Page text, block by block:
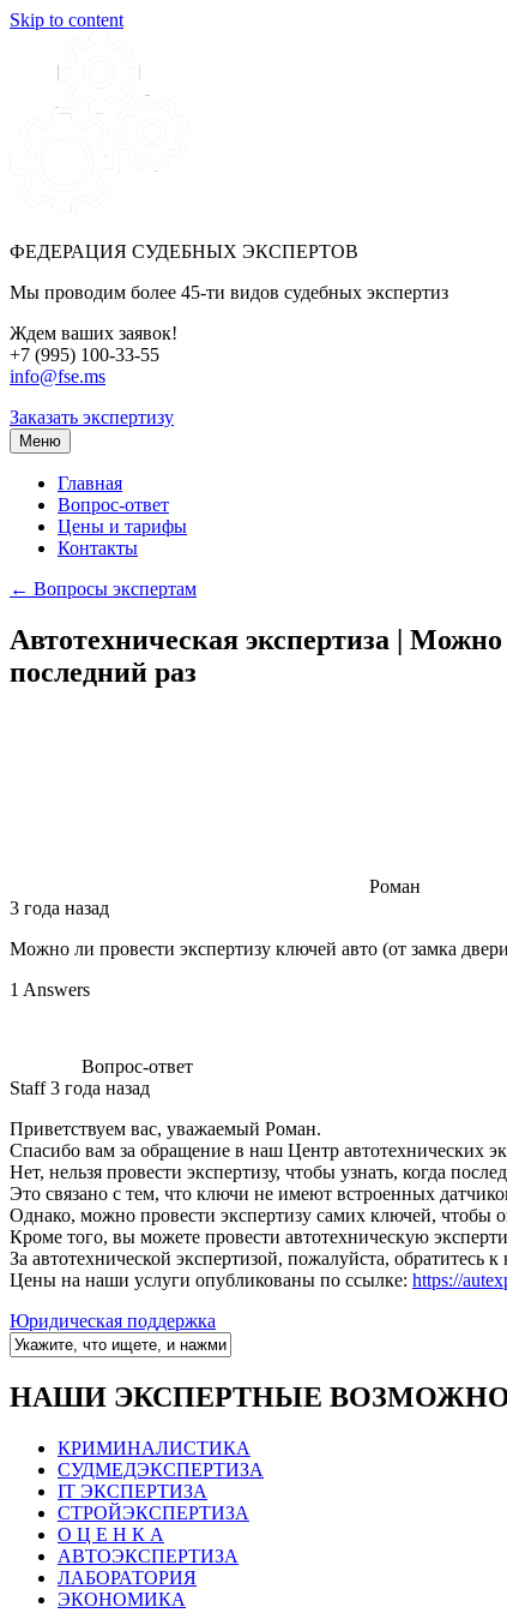
Skip to content
ФЕДЕРАЦИЯ СУДЕБНЫХ ЭКСПЕРТОВ
Мы проводим более 45-ти видов судебных экспертиз
Ждем ваших заявок!
+7 (995) 100-33-55
info@fse.ms
Заказать экспертизу
Меню
Главная
Вопрос-ответ
Цены и тарифы
Контакты
← Вопросы экспертам
Автотехническая экспертиза |
последний раз
Роман
3 года назад
Можно ли провести экспертизу ключей авто (от замка
1 Answers
Вопрос-ответ
Staff3 года назад
Приветствуем вас, уважаемый Роман.
Спасибо вам за обращение в наш Центр автотехнических
Нет, нельзя провести экспертизу, чтобы узнать, когда
Это связано с тем, что ключи не имеют встроенных
Однако, можно провести экспертизу самих ключей,
Кроме того, вы можете провести автотехническую
За автотехнической экспертизой, пожалуйста, обратитесь
Цены на наши услуги опубликованы по ссылке: https://
Юридическая поддержка
НАШИ ЭКСПЕРТНЫЕ
КРИМИНАЛИСТИКА
СУДМЕДЭКСПЕРТИЗА
IT ЭКСПЕРТИЗА
СТРОЙЭКСПЕРТИЗА
О Ц Е Н К А
АВТОЭКСПЕРТИЗА
ЛАБОРАТОРИЯ
ЭКОНОМИКА